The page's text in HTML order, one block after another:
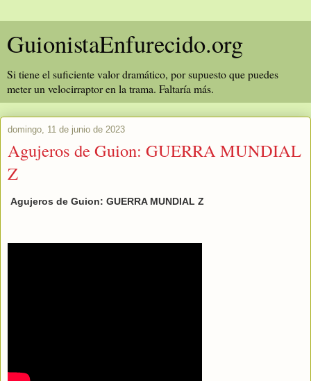
GuionistaEnfurecido.org
Si tiene el suficiente valor dramático, por supuesto que puedes
meter un velocirraptor en la trama. Faltaría más.
domingo, 11 de junio de 2023
Agujeros de Guion: GUERRA MUNDIAL
Z
Agujeros de Guion: GUERRA MUNDIAL Z